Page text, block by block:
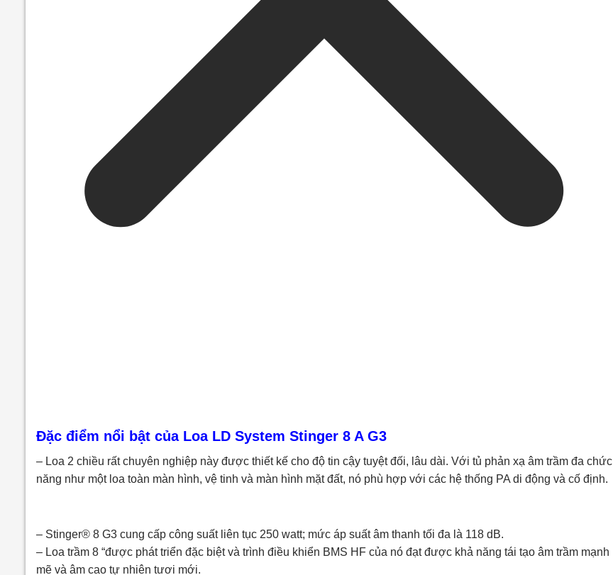
Đặc điểm nổi bật của Loa LD System Stinger 8 A G3
– Loa 2 chiều rất chuyên nghiệp này được thiết kế cho độ tin cậy tuyệt đối, lâu dài. Với tủ phản xạ âm trầm đa chức
năng như một loa toàn màn hình, vệ tinh và màn hình mặt đất, nó phù hợp với các hệ thống PA di động và cố định.
– Stinger® 8 G3 cung cấp công suất liên tục 250 watt; mức áp suất âm thanh tối đa là 118 dB.
– Loa trầm 8 “được phát triển đặc biệt và trình điều khiển BMS HF của nó đạt được khả năng tái tạo âm trầm mạnh
mẽ và âm cao tự nhiên tươi mới.